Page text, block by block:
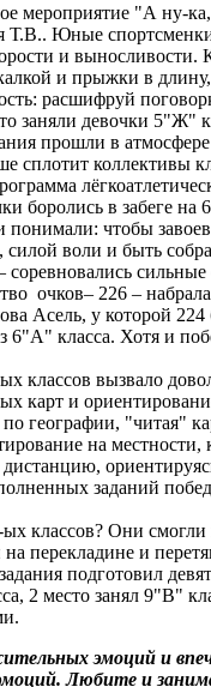
мероприятие "А ну-
Т.В.. Юные
и
и прыжки в
расшифруй
заняли девочки 5"Ж"
прошли в
сплотит коллективы
боролись в забеге на
чтобы
силой воли и быть
очков– 226 –
Асель, у которой 224
6"А" класса. Хотя и
классов вызвало
карт и
географии, "читая"
на местности,
заданий
классов? Они смогли
перекладине и
подготовил
2 место занял 9"В"
эмоций и
Любите и